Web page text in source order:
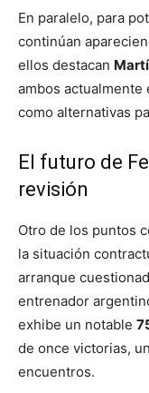
En paralelo, para
continúan
ellos destacan
ambos actualmente
como alternativas
El futuro de
revisión
Otro de los puntos
la situación
arranque
entrenador
exhibe un notable
de once victorias,
encuentros.